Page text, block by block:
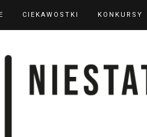
CIEKAWOSTKI KONKURSY